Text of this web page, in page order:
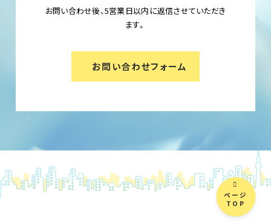
お問い合わせ後、5営業日以内に返信させていただき
ます。
お問い合わせフォーム
ページ
TOP